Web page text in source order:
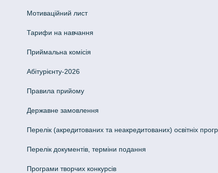
Мотиваційний лист
Тарифи на навчання
Приймальна комісія
Абітурієнту-2026
Правила прийому
Державне замовлення
Перелік (акредитованих та неакредитованих) освітніх
Перелік документів, терміни подання
Програми творчих конкурсiв